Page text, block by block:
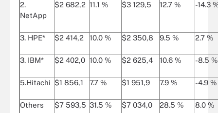
2.
NetApp
$2 682,2 11.1 % $3 129,5 12.7 % -14.3
3. HPE* $2 414,2 10.0 % $2 350,8 9.5 % 2.7 %
3. IBM* $2 402,0 10.0 % $2 625,4 10.6 % -8.5 %
5.Hitachi $1 856,1 7.7 % $1 951,9 7.9 % -4.9 %
Others $7 593,5 31.5 % $7 034,0 28.5 % 8.0 %